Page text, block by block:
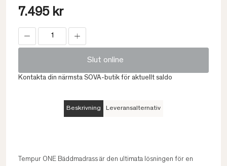
7.495 kr
Slut online
Kontakta din närmsta SOVA-butik för aktuellt saldo
Beskrivning Leveransalternativ
Tempur ONE Bäddmadrass är den ultimata lösningen för en